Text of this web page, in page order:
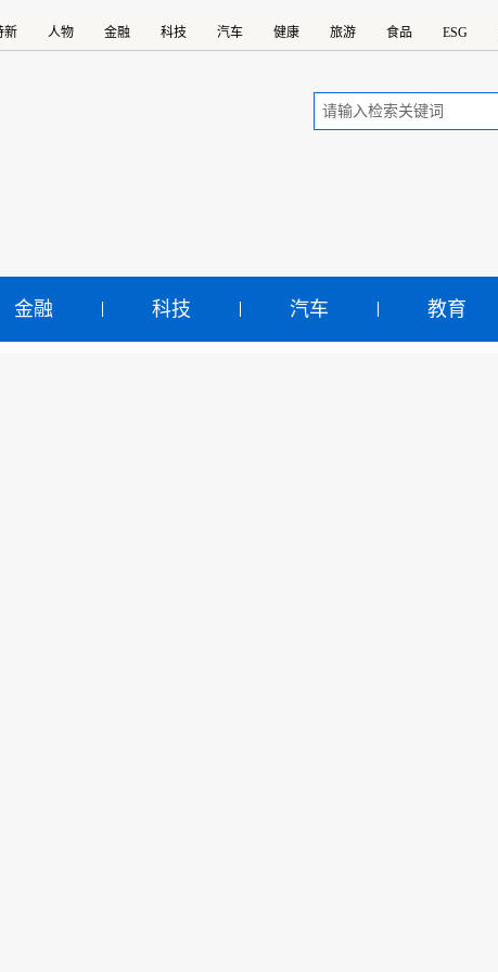
新 人物 金融 科技 汽车 健康 旅游 食品 ESG
金融 科技 汽车 教育